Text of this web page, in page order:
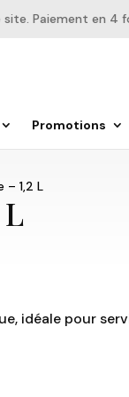
Paiement en 4
Promotions
1,2 L
idéale pour